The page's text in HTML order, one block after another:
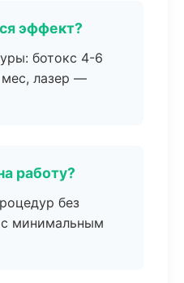
эффект?
ботокс 4-6
лазер —
работу?
без
минимальным